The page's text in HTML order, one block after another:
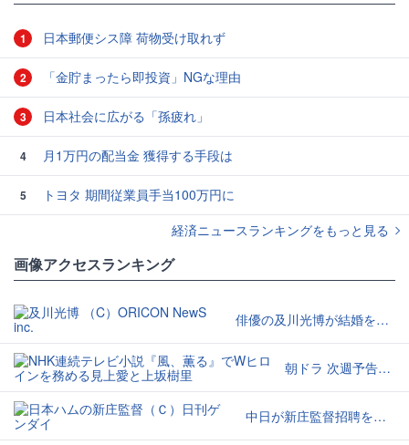
1 日本郵便シス障 荷物受け取れず
2 「金貯まったら即投資」NGな理由
3 日本社会に広がる「孫疲れ」
4 月1万円の配当金 獲得する手段は
5
トヨタ 期間従業員手当100万円に
経済ニュースランキングをもっと見る
画像アクセスランキング
俳優の及川光博が結婚を発表
朝ドラ 次週予告に「ゲンナリ」
中日が新庄監督招聘を検討か